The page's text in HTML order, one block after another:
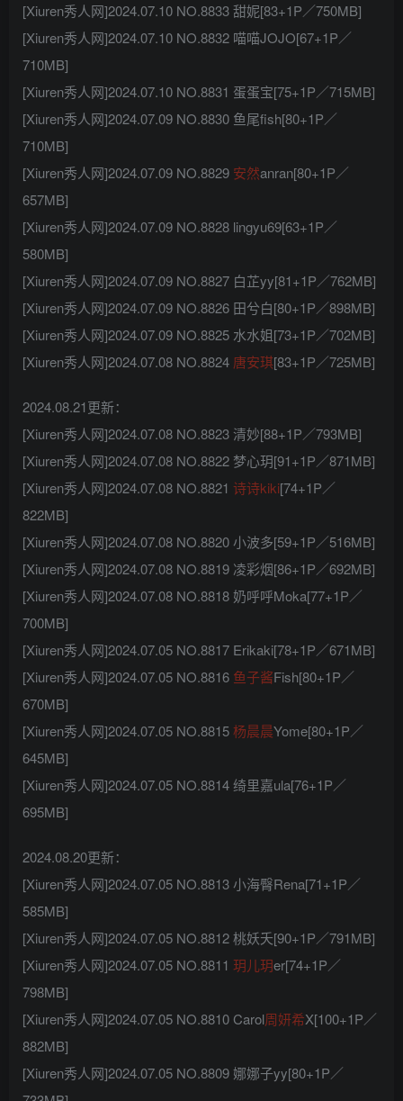
[Xiuren秀人网]2024.07.10 NO.8833 甜妮[83+1P／750MB]
[Xiuren秀人网]2024.07.10 NO.8832 喵喵JOJO[67+1P／
710MB]
[Xiuren秀人网]2024.07.10 NO.8831 蛋蛋宝[75+1P／715MB]
[Xiuren秀人网]2024.07.09 NO.8830 鱼尾fish[80+1P／
710MB]
[Xiuren秀人网]2024.07.09 NO.8829 安然anran[80+1P／
657MB]
[Xiuren秀人网]2024.07.09 NO.8828 lingyu69[63+1P／
580MB]
[Xiuren秀人网]2024.07.09 NO.8827 白芷yy[81+1P／762MB]
[Xiuren秀人网]2024.07.09 NO.8826 田兮白[80+1P／898MB]
[Xiuren秀人网]2024.07.09 NO.8825 水水姐[73+1P／702MB]
[Xiuren秀人网]2024.07.08 NO.8824 唐安琪[83+1P／725MB]
2024.08.21更新：
[Xiuren秀人网]2024.07.08 NO.8823 清妙[88+1P／793MB]
[Xiuren秀人网]2024.07.08 NO.8822 梦心玥[91+1P／871MB]
[Xiuren秀人网]2024.07.08 NO.8821 诗诗kiki[74+1P／
822MB]
[Xiuren秀人网]2024.07.08 NO.8820 小波多[59+1P／516MB]
[Xiuren秀人网]2024.07.08 NO.8819 凌彩烟[86+1P／692MB]
[Xiuren秀人网]2024.07.08 NO.8818 奶呼呼Moka[77+1P／
700MB]
[Xiuren秀人网]2024.07.05 NO.8817 Erikaki[78+1P／671MB]
[Xiuren秀人网]2024.07.05 NO.8816 鱼子酱Fish[80+1P／
670MB]
[Xiuren秀人网]2024.07.05 NO.8815杨晨晨Yome[80+1P／
645MB]
[Xiuren秀人网]2024.07.05 NO.8814 绮里嘉ula[76+1P／
695MB]
2024.08.20更新：
[Xiuren秀人网]2024.07.05 NO.8813 小海臀Rena[71+1P／
585MB]
[Xiuren秀人网]2024.07.05 NO.8812 桃妖夭[90+1P／791MB]
[Xiuren秀人网]2024.07.05 NO.8811 玥儿玥er[74+1P／
798MB]
[Xiuren秀人网]2024.07.05 NO.8810 Carol周妍希X[100+1P／
882MB]
[Xiuren秀人网]2024.07.05 NO.8809 娜娜子yy[80+1P／